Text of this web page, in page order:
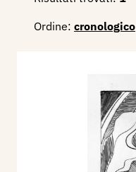
Ordine: cronologico